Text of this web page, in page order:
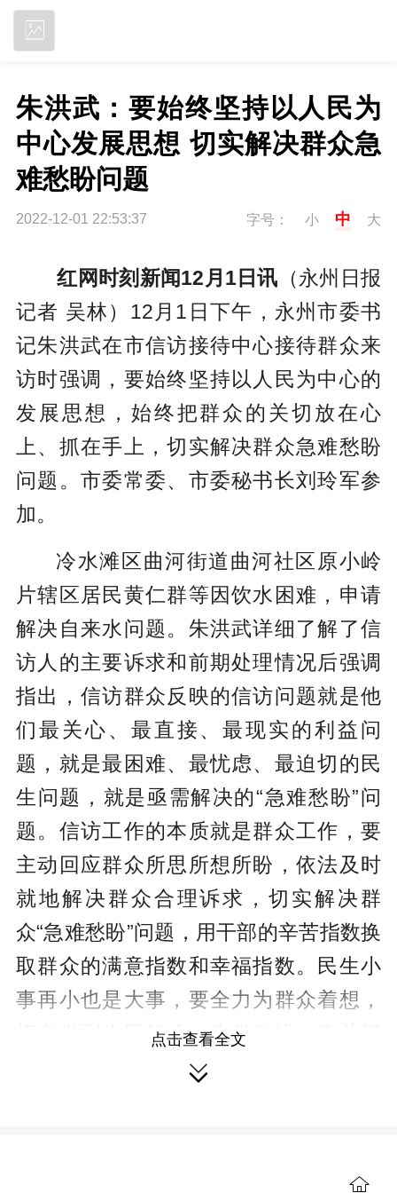
朱洪武：要始终坚持以人民为
中心发展思想 切实解决群众急
难愁盼问题
2022-12-01 22:53:37 字号： 小 中 大
红网时刻新闻12月1日讯 （永州日报
记者 吴林）12月1日下午，永州市委书
记朱洪武在市信访接待中心接待群众来
访时强调，要始终坚持以人民为中心的
发展思想，始终把群众的关切放在心
上、抓在手上，切实解决群众急难愁盼
问题。市委常委、市委秘书长刘玲军参
加。
冷水滩区曲河街道曲河社区原小岭
片辖区居民黄仁群等因饮水困难，申请
解决自来水问题。朱洪武详细了解了信
访人的主要诉求和前期处理情况后强调
指出，信访群众反映的信访问题就是他
们最关心、最直接、最现实的利益问
题，就是最困难、最忧虑、最迫切的民
生问题，就是亟需解决的“急难愁盼”问
题。信访工作的本质就是群众工作，要
主动回应群众所思所想所盼，依法及时
就地解决群众合理诉求，切实解决群
众“急难愁盼”问题，用干部的辛苦指数换
取群众的满意指数和幸福指数。民生小
事再小也是大事，要全力为群众着想，
切实做到为民解难、为党分忧。有关部
门要加大协调力度，坚持举一反三，持
点击查看全文
